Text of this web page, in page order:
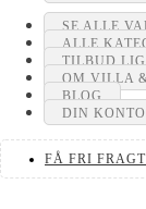
SE ALLE
ALLE
TILBUD
OM VILLA
BLOG
DIN KONTO
FÅ FRI